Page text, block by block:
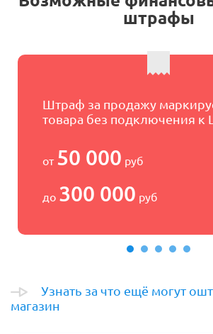
штрафы
Штраф за продажу
товара без подключения к
от 50 000 руб
до 300 000 руб
Узнать за что ещё могут
магазин